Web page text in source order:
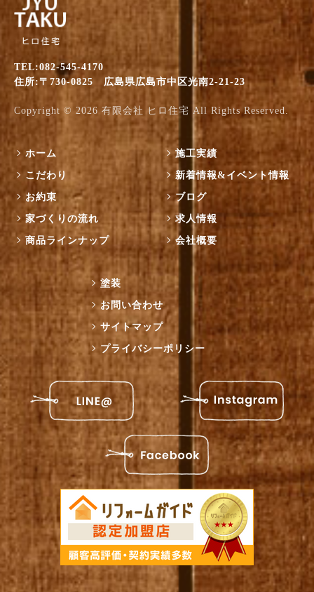
TEL:082-545-4170
住所:〒730-0825 広島県広島市中区光南2-21-23
Copyright © 2026 有限会社 ヒロ住宅 All Rights Reserved.
ホーム
こだわり
お約束
家づくりの流れ
商品ラインナップ
施工実績
新着情報&イベント情報
ブログ
求人情報
会社概要
塗装
お問い合わせ
サイトマップ
プライバシーポリシー